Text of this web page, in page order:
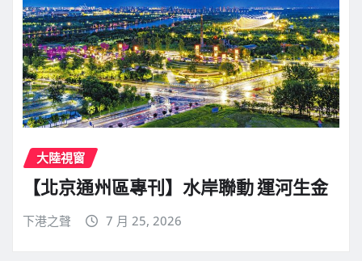
大陸視窗
【北京通州區專刊】水岸聯動 運河生金
下港之聲 7 月 25, 2026